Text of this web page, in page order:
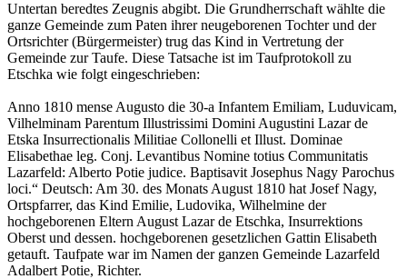
Untertan beredtes Zeugnis abgibt. Die Grundherrschaft wählte die
ganze Gemeinde zum Paten ihrer neugeborenen Tochter und der
Ortsrichter (Bürgermeister) trug das Kind in Vertretung der
Gemeinde zur Taufe. Diese Tatsache ist im Taufprotokoll zu
Etschka wie folgt eingeschrieben:
Anno 1810 mense Augusto die 30-a Infantem Emiliam, Luduvicam,
Vilhelminam Parentum Illustrissimi Domini Augustini Lazar de
Etska Insurrectionalis Militiae Collonelli et Illust. Dominae
Elisabethae leg. Conj. Levantibus Nomine totius Communitatis
Lazarfeld: Alberto Potie judice. Baptisavit Josephus Nagy Parochus
loci.“ Deutsch: Am 30. des Monats August 1810 hat Josef Nagy,
Ortspfarrer, das Kind Emilie, Ludovika, Wilhelmine der
hochgeborenen Eltern August Lazar de Etschka, Insurrektions
Oberst und dessen. hochgeborenen gesetzlichen Gattin Elisabeth
getauft. Taufpate war im Namen der ganzen Gemeinde Lazarfeld
Adalbert Potie, Richter.